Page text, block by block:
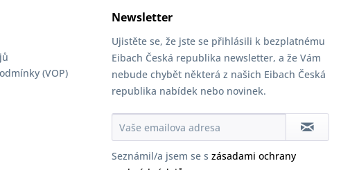
(VOP)
Newsletter
Ujistěte se, že jste se přihlásili k bezplatnému
Eibach Česká republika newsletter, a že Vám
nebude chybět některá z našich Eibach Česká
republika nabídek nebo novinek.
Seznámil/a jsem se s zásadami ochrany